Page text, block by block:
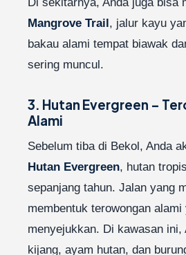
Di sekitarnya, Anda juga bisa
Mangrove Trail , jalur kayu
bakau alami tempat biawak
sering muncul.
3. Hutan Evergreen –
Alami
Sebelum tiba di Bekol, Anda
Hutan Evergreen, hutan
sepanjang tahun. Jalan yang
membentuk terowongan alami
menyejukkan. Di kawasan ini,
kijang, ayam hutan, dan